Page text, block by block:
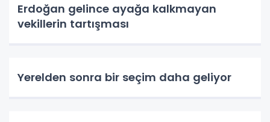
Erdoğan gelince ayağa kalkmayan
vekillerin tartışması
Yerelden sonra bir seçim daha geliyor